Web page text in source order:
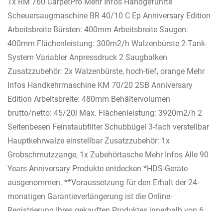
Scheuersaugmaschine BR 40/10 C Ep Anniversary Edition
Arbeitsbreite Bürsten: 400mm Arbeitsbreite Saugen:
400mm Flächenleistung: 300m2/h Walzenbürste 2-Tank-
System Variabler Anpressdruck 2 Saugbalken
Zusatzzubehör: 2x Walzenbürste, hoch-tief, orange Mehr
Infos Handkehrmaschine KM 70/20 2SB Anniversary
Edition Arbeitsbreite: 480mm Behältervolumen
brutto/netto: 45/20l Max. Flächenleistung: 3920m2/h 2
Seitenbesen Feinstaubfilter Schubbügel 3-fach verstellbar
Hauptkehrwalze einstellbar Zusatzzubehör: 1x
Grobschmutzzange, 1x Zubehörtasche Mehr Infos Alle 90
Years Anniversary Produkte entdecken *HDS-Geräte
ausgenommen. **Voraussetzung für den Erhalt der 24-
monatigen Garantieverlängerung ist die Online-